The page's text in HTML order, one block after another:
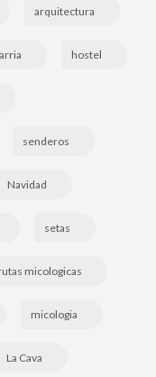
arquitectura
hostel
senderos
Navidad
setas
micologicas
micologia
La Cava